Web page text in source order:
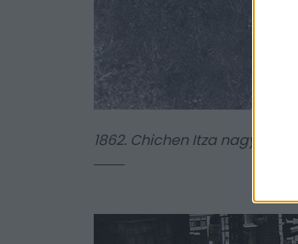
1862. Chichen Itza nagy